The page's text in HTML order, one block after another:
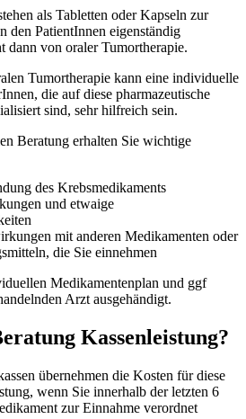
als Tabletten oder Kapseln zur
den PatientInnen eigenständig
dann von oraler Tumortherapie.
Tumortherapie kann eine individuelle
die auf diese pharmazeutische
sind, sehr hilfreich sein.
Beratung erhalten Sie wichtige
des Krebsmedikaments
und etwaige
mit anderen Medikamenten oder
die Sie einnehmen
Medikamentenplan und ggf
Arzt ausgehändigt.
Kassenleistung?
übernehmen die Kosten für diese
wenn Sie innerhalb der letzten 6
zur Einnahme verordnet